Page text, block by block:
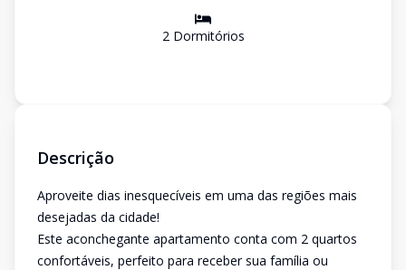
2Dormitórios
Descrição
Aproveite dias inesquecíveis em uma das regiões mais
desejadas da cidade!
Este aconchegante apartamento conta com 2 quartos
confortáveis, perfeito para receber sua família ou